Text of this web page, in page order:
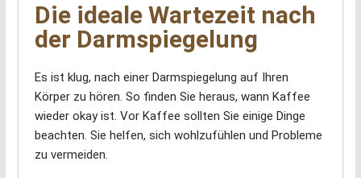
Die ideale Wartezeit nach
der Darmspiegelung
Es ist klug, nach einer Darmspiegelung auf Ihren
Körper zu hören. So finden Sie heraus, wann Kaffee
wieder okay ist. Vor Kaffee sollten Sie einige Dinge
beachten. Sie helfen, sich wohlzufühlen und Probleme
zu vermeiden.